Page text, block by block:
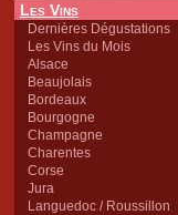
Les Vins
Dernières Dégustations
Les Vins du Mois
Alsace
Beaujolais
Bordeaux
Bourgogne
Champagne
Charentes
Corse
Jura
Languedoc / Roussillon